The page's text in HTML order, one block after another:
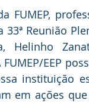
FUMEP,
Reunião
Helinho
EEP
instituição
em ações